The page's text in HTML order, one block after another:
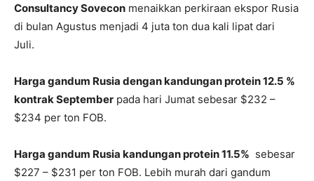
Consultancy Sovecon menaikkan perkiraan ekspor Rusia
di bulan Agustus menjadi 4 juta ton dua kali lipat dari
Juli.
Harga gandum Rusia dengan kandungan protein 12.5 %
kontrak September pada hari Jumat sebesar $232 –
$234 per ton FOB.
Harga gandum Rusia kandungan protein 11.5% sebesar
$227 – $231 per ton FOB. Lebih murah dari gandum